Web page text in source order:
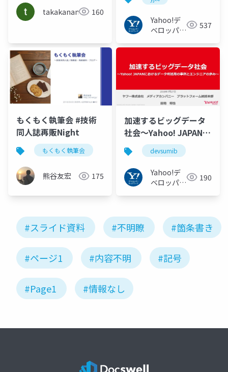
takakaname 160
サイズ #yjtc / YJTC21
C-4
Yahoo!デ
ベロッパー
ク
537
もくもく執筆会 #技術
同人誌再販Night
もくもく執筆会
熊谷友宏 175
加速するビッグデータ
社会〜Yahoo! JAPANに
おけるデータ利活用の
事例とエンジニアの歩
み〜 #devsumiB
devsumib
Yahoo!デ
ベロッパー
190
#スライド資料 #不明瞭 #箇条書き
#ページ1 #内容不明 #記号
#Page1 #情報なし